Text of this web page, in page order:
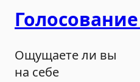
Ощущаете ли вы
на себе